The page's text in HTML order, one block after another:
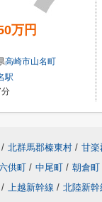
万円
高崎市山名町
駅
/ 北群馬郡榛東村 / 甘楽
供町 / 中尾町 / 朝倉町
/ 上越新幹線 / 北陸新幹